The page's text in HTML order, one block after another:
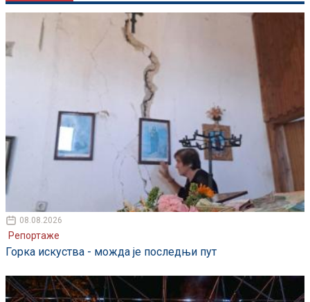
08.08.2026
Репортаже
Горка искуства - можда је последњи пут